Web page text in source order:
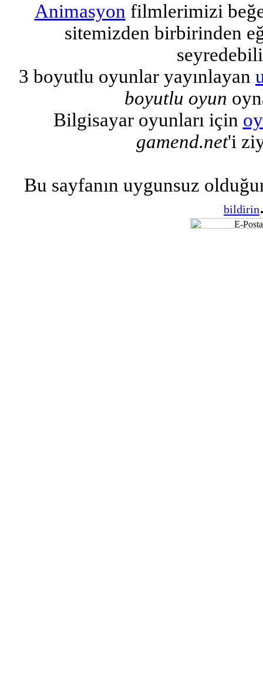
Animasyon filmlerimizi
sitemizden birbirinden
3 boyutlu oyunlar yayınlayan
boyutlu oyun
Bilgisayar oyunları için
gamend.net'i
Bu sayfanın uygunsuz
bildirin